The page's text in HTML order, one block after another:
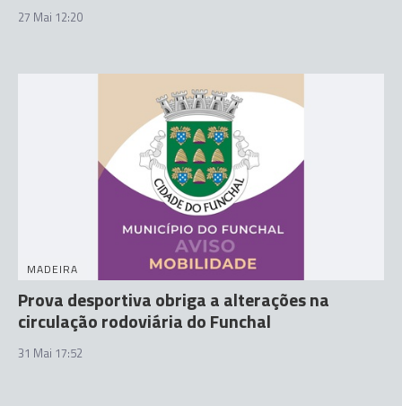
27 Mai 12:20
MADEIRA
Prova desportiva obriga a alterações na
circulação rodoviária do Funchal
31 Mai 17:52